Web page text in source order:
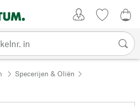
Specerijen & Oliën